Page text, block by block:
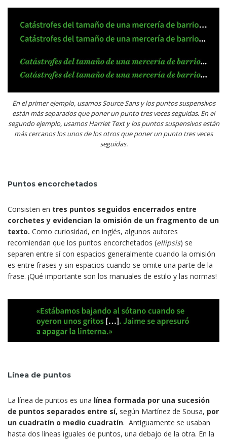
En el primer ejemplo, usamos Source Sans y los puntos suspensivos
están más separados que poner un punto tres veces seguidas. En el
segundo ejemplo, usamos Harriet Text y los puntos suspensivos están
más cercanos los unos de los otros que poner un punto tres veces
seguidas.
Puntos encorchetados
Consisten en tres puntos seguidos encerrados entre
corchetes y evidencian la omisión de un fragmento de un
texto. Como curiosidad, en inglés, algunos autores
recomiendan que los puntos encorchetados (ellipsis) se
separen entre sí con espacios generalmente cuando la omisión
es entre frases y sin espacios cuando se omite una parte de la
frase. ¡Qué importante son los manuales de estilo y las normas!
Línea de puntos
La línea de puntos es una línea formada por una sucesión
de puntos separados entre sí, según Martínez de Sousa, por
un cuadratín o medio cuadratín. Antiguamente se usaban
hasta dos líneas iguales de puntos, una debajo de la otra. En la